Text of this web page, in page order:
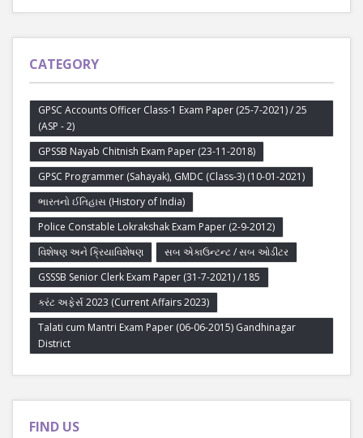
CATEGORY
GPSC Accounts Officer Class-1 Exam Paper (25-7-2021) / 25
(ASP - 2)
GPSSB Nayab Chitnish Exam Paper (23-11-2018)
GPSC Programmer (Sahayak), GMDC (Class-3) (10-01-2021)
ભારતનો ઈતિહાસ (History of India)
Police Constable Lokrakshak Exam Paper (2-9-2012)
વિશેષણ અને ક્રિયાવિશેષણ
સબ એકાઉન્ટન્ટ / સબ ઓડીટર
GSSSB Senior Clerk Exam Paper (31-7-2021) / 185
કરંટ અફેર્સ 2023 (Current Affairs 2023)
Talati cum Mantri Exam Paper (06-06-2015) Gandhinagar
District
FIND US